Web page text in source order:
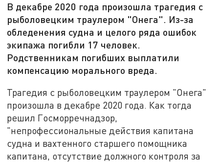
В декабре 2020 года произошла трагедия с
рыболовецким траулером "Онега". Из-за
обледенения судна и целого ряда ошибок
экипажа погибли 17 человек.
Родственникам погибших выплатили
компенсацию морального вреда.
Трагедия с рыболовецким траулером "Онега"
произошла в декабре 2020 года. Как тогда
решил Госморречнадзор,
"непрофессиональные действия капитана
судна и вахтенного старшего помощника
капитана, отсутствие должного контроля за